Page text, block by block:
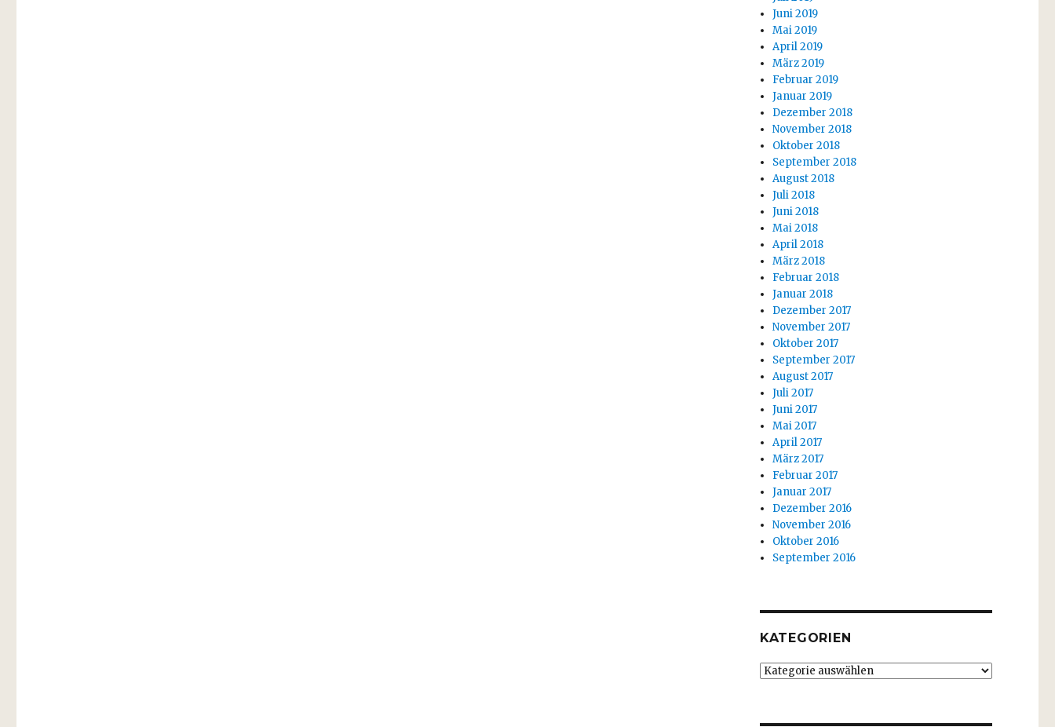
Juni 2019
Mai 2019
April 2019
März 2019
Februar 2019
Januar 2019
Dezember 2018
November 2018
Oktober 2018
September 2018
August 2018
Juli 2018
Juni 2018
Mai 2018
April 2018
März 2018
Februar 2018
Januar 2018
Dezember 2017
November 2017
Oktober 2017
September 2017
August 2017
Juli 2017
Juni 2017
Mai 2017
April 2017
März 2017
Februar 2017
Januar 2017
Dezember 2016
November 2016
Oktober 2016
September 2016
KATEGORIEN
Kategorien